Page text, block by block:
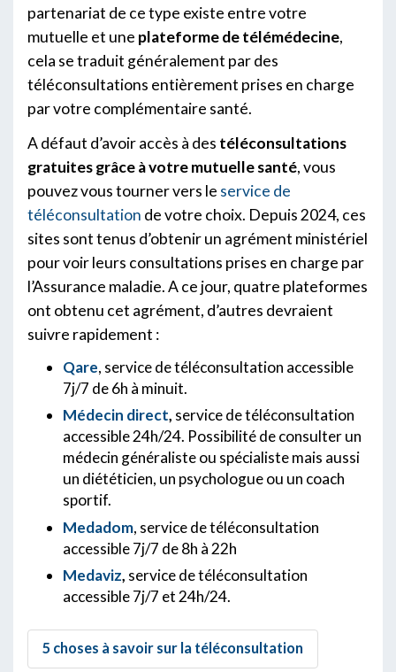
partenariat de ce type existe entre votre
mutuelle et une plateforme de télémédecine,
cela se traduit généralement par des
téléconsultations entièrement prises en charge
par votre complémentaire santé.
A défaut d’avoir accès à des téléconsultations
gratuites grâce à votre mutuelle santé, vous
pouvez vous tourner vers le service de
téléconsultation de votre choix. Depuis 2024, ces
sites sont tenus d’obtenir un agrément ministériel
pour voir leurs consultations prises en charge par
l’Assurance maladie. A ce jour, quatre plateformes
ont obtenu cet agrément, d’autres devraient
suivre rapidement :
Qare, service de téléconsultation accessible
7j/7 de 6h à minuit.
Médecin direct, service de téléconsultation
accessible 24h/24. Possibilité de consulter un
médecin généraliste ou spécialiste mais aussi
un diététicien, un psychologue ou un coach
sportif.
Medadom, service de téléconsultation
accessible 7j/7 de 8h à 22h
Medaviz, service de téléconsultation
accessible 7j/7 et 24h/24.
5 choses à savoir sur la téléconsultation